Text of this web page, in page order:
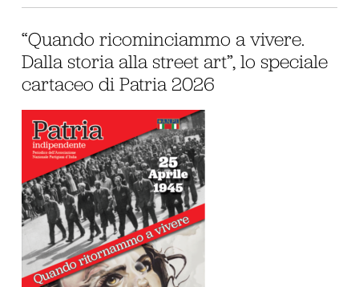
“Quando ricominciammo a vivere.
Dalla storia alla street art”, lo speciale
cartaceo di Patria 2026